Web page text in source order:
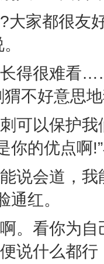
大家都很友
长得很难
猬不好意思
可以保护
你的优点啊
说会道，
红。
。看你为
说什么都